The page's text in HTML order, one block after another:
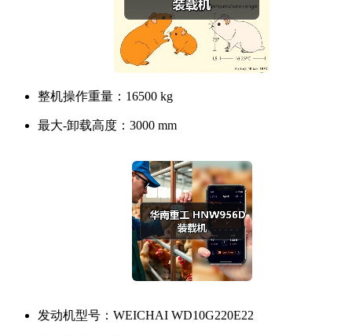
整机操作重量： 16500 kg
最大-卸载高度： 3000 mm
发动机型号： WEICHAI WD10G220E22